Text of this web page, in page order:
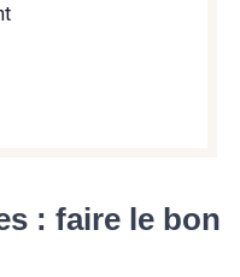
: faire le bon